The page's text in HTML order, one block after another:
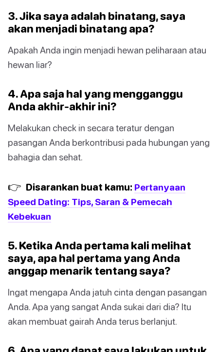
3. Jika saya adalah binatang, saya
akan menjadi binatang apa?
Apakah Anda ingin menjadi hewan peliharaan atau
hewan liar?
4. Apa saja hal yang mengganggu
Anda akhir-akhir ini?
Melakukan check in secara teratur dengan
pasangan Anda berkontribusi pada hubungan yang
bahagia dan sehat.
👉 Disarankan buat kamu: Pertanyaan
Speed Dating: Tips, Saran & Pemecah
Kebekuan
5. Ketika Anda pertama kali melihat
saya, apa hal pertama yang Anda
anggap menarik tentang saya?
Ingat mengapa Anda jatuh cinta dengan pasangan
Anda. Apa yang sangat Anda sukai dari dia? Itu
akan membuat gairah Anda terus berlanjut.